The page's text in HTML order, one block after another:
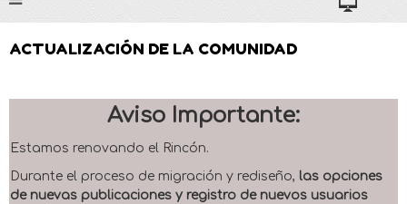
ACTUALIZACIÓN DE LA COMUNIDAD
Aviso Importante:
Estamos renovando el Rincón.
Durante el proceso de migración y rediseño, las opciones
de nuevas publicaciones y registro de nuevos usuarios